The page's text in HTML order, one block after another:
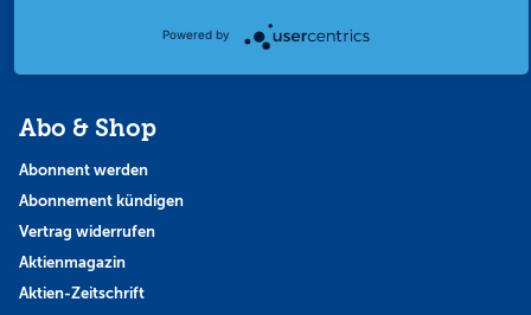
Abo & Shop
Abonnent werden
Abonnement kündigen
Vertrag widerrufen
Aktienmagazin
Aktien-Zeitschrift
Powered by